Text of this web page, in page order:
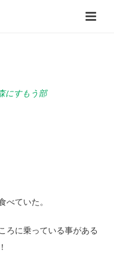
にすもう部
ていた。
ろに乗っている事がある